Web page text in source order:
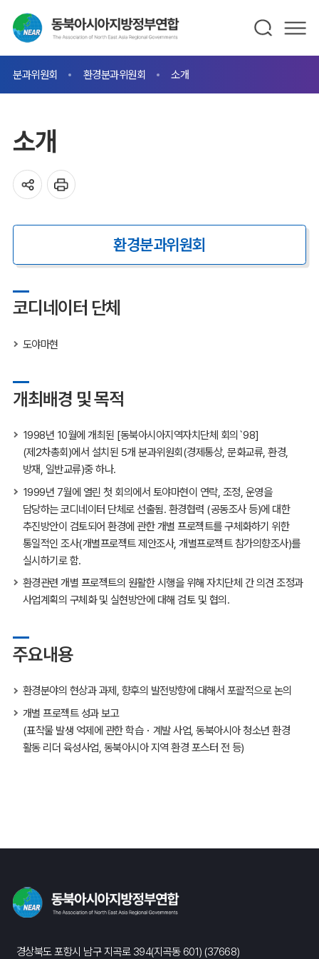
분과위원회 환경분과위원회 소개
소개
환경분과위원회
코디네이터 단체
도야마현
개최배경 및 목적
1998년 10월에 개최된 [동북아시아지역자치단체 회의`98]
(제2차총회)에서 설치된 5개 분과위원회(경제통상, 문화교류, 환경,
방재, 일반교류)중 하나.
1999년 7월에 열린 첫 회의에서 토야마현이 연락, 조정, 운영을
담당하는 코디네이터 단체로 선출됨. 환경협력 (공동조사 등)에 대한
추진방안이 검토되어 환경에 관한 개별 프로젝트를 구체화하기 위한
통일적인 조사(개별프로젝트 제안조사, 개별프로젝트 참가의향조사)를
실시하기로 함.
환경관련 개별 프로젝트의 원활한 시행을 위해 자치단체 간 의견 조정과
사업계획의 구체화 및 실현방안에 대해 검토 및 협의.
주요내용
환경분야의 현상과 과제, 향후의 발전방향에 대해서 포괄적으로 논의
개별 프로젝트 성과 보고
(표착물 발생 억제에 관한 학습・계발 사업, 동북아시아 청소년 환경
활동 리더 육성사업, 동북아시아 지역 환경 포스터 전 등)
경상북도 포항시 남구 지곡로 394(지곡동 601) (37668)